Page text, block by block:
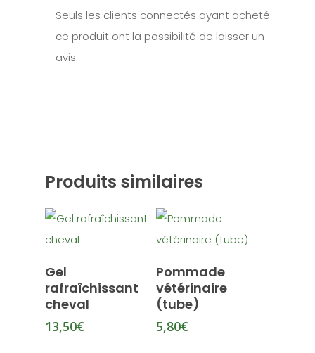
Seuls les clients connectés ayant acheté
ce produit ont la possibilité de laisser un
avis.
Produits similaires
Ajouter Au Panier
Gel
rafraîchissant
cheval
13,50€
Ajouter Au Panier
Pommade
vétérinaire
(tube)
5,80€